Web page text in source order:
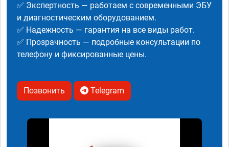
✅ Экспертность — работаем с современными ЭБУ
и диагностическим оборудованием.
✅ Надежность — гарантия на все виды работ.
✅ Прозрачность — подробные консультации по
телефону и фиксированные цены.
Позвонить Telegram